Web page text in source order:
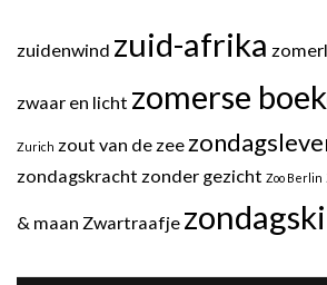
zuidenwind zuid-afrika
zwaar en licht zomerse
Zurich zout van de zee
zondagskracht zonder gezicht Zoo Berlin
& maan Zwartraafje